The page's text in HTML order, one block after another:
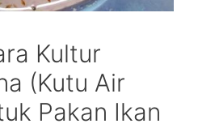
Kultur
(Kutu Air
Pakan Ikan